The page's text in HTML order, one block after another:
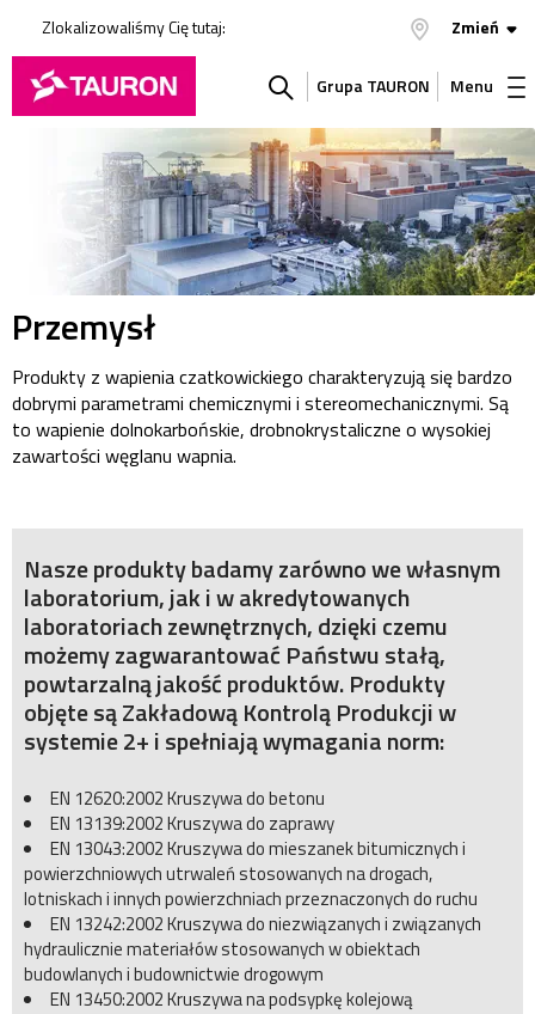
Zlokalizowaliśmy Cię tutaj: Zmień
Szukaj
w
serwisie
Grupa TAURON Menu
Przemysł
Produkty z wapienia czatkowickiego charakteryzują się bardzo
dobrymi parametrami chemicznymi i stereomechanicznymi. Są
to wapienie dolnokarbońskie, drobnokrystaliczne o wysokiej
zawartości węglanu wapnia.
Nasze produkty badamy zarówno we własnym
laboratorium, jak i w akredytowanych
laboratoriach zewnętrznych, dzięki czemu
możemy zagwarantować Państwu stałą,
powtarzalną jakość produktów. Produkty
objęte są Zakładową Kontrolą Produkcji w
systemie 2+ i spełniają wymagania norm:
EN 12620:2002 Kruszywa do betonu
EN 13139:2002 Kruszywa do zaprawy
EN 13043:2002 Kruszywa do mieszanek bitumicznych i
powierzchniowych utrwaleń stosowanych na drogach,
lotniskach i innych powierzchniach przeznaczonych do ruchu
EN 13242:2002 Kruszywa do niezwiązanych i związanych
hydraulicznie materiałów stosowanych w obiektach
budowlanych i budownictwie drogowym
EN 13450:2002 Kruszywa na podsypkę kolejową